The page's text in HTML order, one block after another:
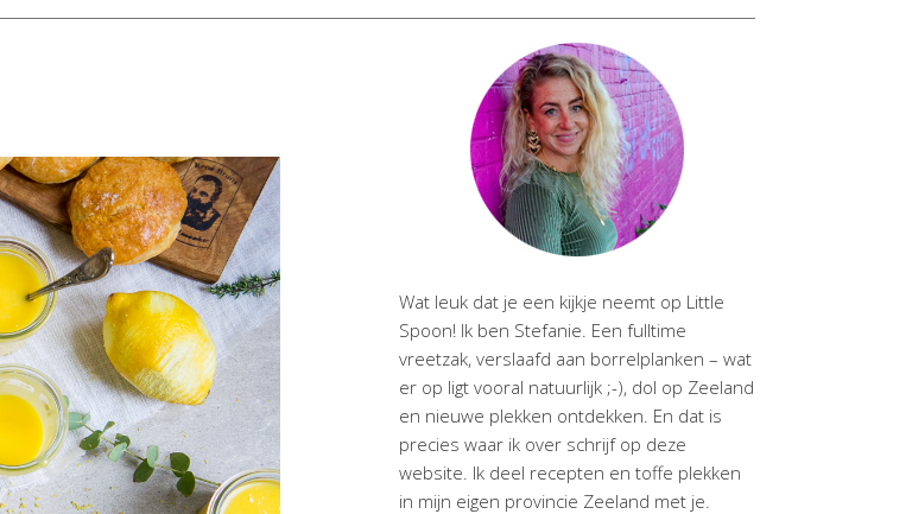
Wat leuk dat je een kijkje neemt op Little
Spoon! Ik ben Stefanie. Een fulltime
vreetzak, verslaafd aan borrelplanken – wat
er op ligt vooral natuurlijk ;-), dol op Zeeland
en nieuwe plekken ontdekken. En dat is
precies waar ik over schrijf op deze
website. Ik deel recepten en toffe plekken
in mijn eigen provincie Zeeland met je.